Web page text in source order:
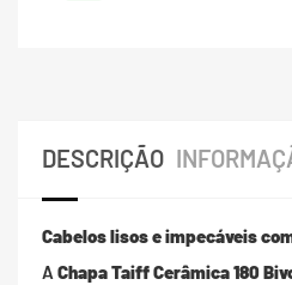
DESCRIÇÃO
Cabelos lisos e impecáveis
A Chapa Taiff Cerâmica 180